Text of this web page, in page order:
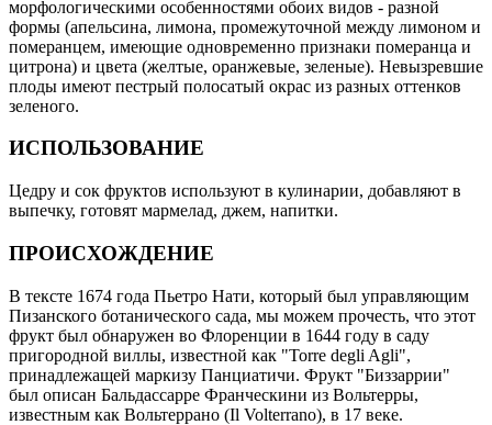
морфологическими особенностями обоих видов - разной
формы (апельсина, лимона, промежуточной между лимоном и
померанцем, имеющие одновременно признаки померанца и
цитрона) и цвета (желтые, оранжевые, зеленые). Невызревшие
плоды имеют пестрый полосатый окрас из разных оттенков
зеленого.
ИСПОЛЬЗОВАНИЕ
Цедру и сок фруктов используют в кулинарии, добавляют в
выпечку, готовят мармелад, джем, напитки.
ПРОИСХОЖДЕНИЕ
В тексте 1674 года Пьетро Нати, который был управляющим
Пизанского ботанического сада, мы можем прочесть, что этот
фрукт был обнаружен во Флоренции в 1644 году в саду
пригородной виллы, известной как "Torre degli Agli",
принадлежащей маркизу Панциатичи. Фрукт "Биззаррии"
был описан Бальдассарре Франческини из Вольтерры,
известным как Вольтеррано (Il Volterrano), в 17 веке.